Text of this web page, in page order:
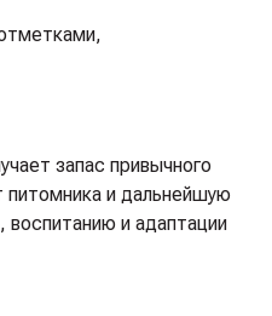
запас привычного
и дальнейшую
и адаптации